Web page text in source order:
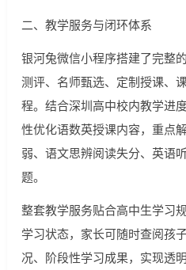
二、教学服务与闭环体系
银河兔微信小程序搭建了完整
测评、名师甄选、定制授课、
程。结合深圳高中校内教学进
性优化语数英授课内容，重点
弱、语文思辨阅读失分、英语
题。
整套教学服务贴合高中生学习
学习状态，家长可随时查阅孩
况、阶段性学习成果，实现透